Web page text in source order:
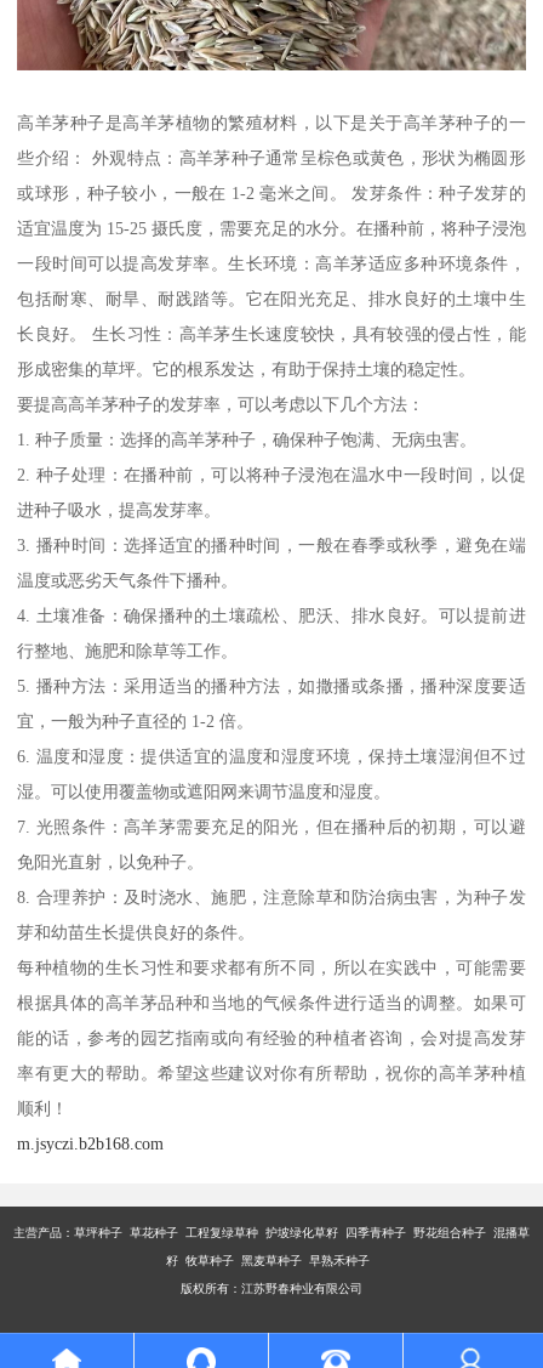
高羊茅种子是高羊茅植物的繁殖材料，以下是关于高羊茅种子的一
些介绍： 外观特点：高羊茅种子通常呈棕色或黄色，形状为椭圆形
或球形，种子较小，一般在 1-2 毫米之间。 发芽条件：种子发芽的
适宜温度为 15-25 摄氏度，需要充足的水分。在播种前，将种子浸泡
一段时间可以提高发芽率。生长环境：高羊茅适应多种环境条件，
包括耐寒、耐旱、耐践踏等。它在阳光充足、排水良好的土壤中生
长良好。 生长习性：高羊茅生长速度较快，具有较强的侵占性，能
形成密集的草坪。它的根系发达，有助于保持土壤的稳定性。
要提高高羊茅种子的发芽率，可以考虑以下几个方法：
1. 种子质量：选择的高羊茅种子，确保种子饱满、无病虫害。
2. 种子处理：在播种前，可以将种子浸泡在温水中一段时间，以促
进种子吸水，提高发芽率。
3. 播种时间：选择适宜的播种时间，一般在春季或秋季，避免在端
温度或恶劣天气条件下播种。
4. 土壤准备：确保播种的土壤疏松、肥沃、排水良好。可以提前进
行整地、施肥和除草等工作。
5. 播种方法：采用适当的播种方法，如撒播或条播，播种深度要适
宜，一般为种子直径的 1-2 倍。
6. 温度和湿度：提供适宜的温度和湿度环境，保持土壤湿润但不过
湿。可以使用覆盖物或遮阳网来调节温度和湿度。
7. 光照条件：高羊茅需要充足的阳光，但在播种后的初期，可以避
免阳光直射，以免种子。
8. 合理养护：及时浇水、施肥，注意除草和防治病虫害，为种子发
芽和幼苗生长提供良好的条件。
每种植物的生长习性和要求都有所不同，所以在实践中，可能需要
根据具体的高羊茅品种和当地的气候条件进行适当的调整。如果可
能的话，参考的园艺指南或向有经验的种植者咨询，会对提高发芽
率有更大的帮助。希望这些建议对你有所帮助，祝你的高羊茅种植
顺利！
m.jsyczi.b2b168.com
主营产品： 草坪种子 草花种子 工程复绿草种 护坡绿化草籽 四季青种子 野花组合种子 混播草
籽 牧草种子 黑麦草种子 早熟禾种子
版权所有：江苏野春种业有限公司